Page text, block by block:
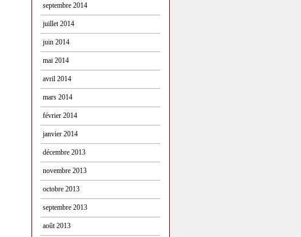
septembre 2014
juillet 2014
juin 2014
mai 2014
avril 2014
mars 2014
février 2014
janvier 2014
décembre 2013
novembre 2013
octobre 2013
septembre 2013
août 2013